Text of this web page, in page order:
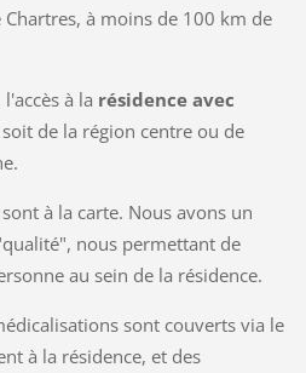
à moins de 100 km de
à la résidence avec
de la région centre ou de
à la carte. Nous avons un
nous permettant de
au sein de la résidence.
sont couverts via le
à la résidence, et des